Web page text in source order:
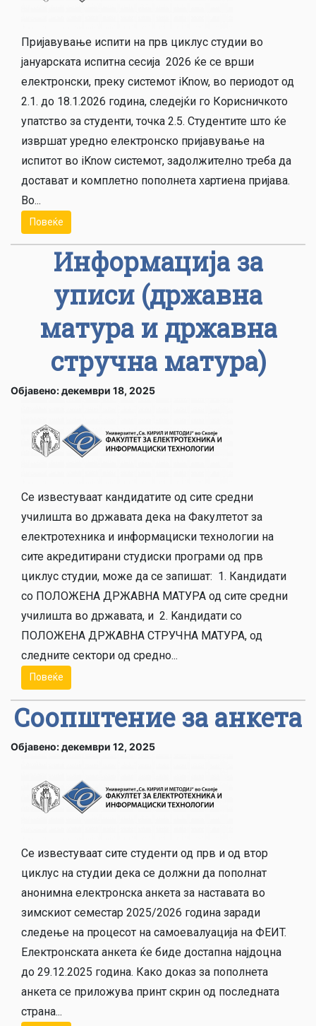
Пријавување испити на прв циклус студии во
јануарската испитна сесија 2026 ќе се врши
електронски, преку системот iKnow, во периодот од
2.1. до 18.1.2026 година, следејќи го Корисничкото
упатство за студенти, точка 2.5. Студентите што ќе
извршат уредно електронско пријавување на
испитот во iKnow системот, задолжително треба да
достават и комплетно пополнета хартиена пријава.
Во...
Повеќе
Информација за
уписи (државна
матура и државна
стручна матура)
Објавено: декември 18, 2025
Се известуваат кандидатите од сите средни
училишта во државата дека на Факултетот за
електротехника и информациски технологии на
сите акредитирани студиски програми од прв
циклус студии, може да се запишат: 1. Кандидати
со ПОЛОЖЕНА ДРЖАВНА МАТУРА од сите средни
училишта во државата, и 2. Kандидати со
ПОЛОЖЕНА ДРЖАВНА СТРУЧНА МАТУРА, од
следните сектори од средно...
Повеќе
Соопштение за анкета
Објавено: декември 12, 2025
Се известуваат сите студенти од прв и од втор
циклус на студии дека се должни да пополнат
анонимна електронска анкета за наставата во
зимскиот семестар 2025/2026 година заради
следење на процесот на самоевалуација на ФЕИT.
Електронската анкета ќе биде достапна најдоцна
до 29.12.2025 година. Како доказ за пополнета
анкета се приложува принт скрин од последната
страна...